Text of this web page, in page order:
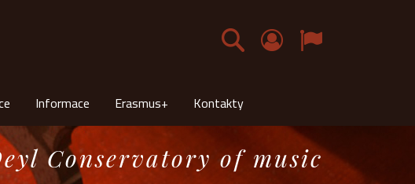
Čeština
Informace Erasmus+ Kontakty
Conservatory of music